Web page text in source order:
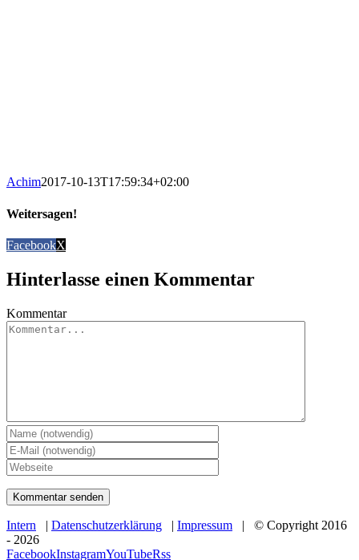
Achim2017-10-13T17:59:34+02:00
Weitersagen!
FacebookX
Hinterlasse einen Kommentar
Kommentar
Intern | Datenschutzerklärung | Impressum | © Copyright 2016
- 2026
FacebookInstagramYouTubeRss